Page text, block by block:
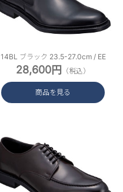
14BL ブラック 23.5-27.0cm / EE
28,600円 （税込）
商品を見る